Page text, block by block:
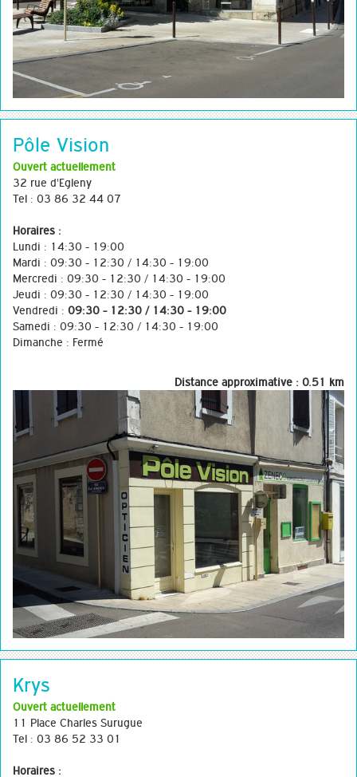
Pôle Vision
Ouvert actuellement
32 rue d'Egleny
Tel : 03 86 32 44 07
Horaires :
Lundi : 14:30 - 19:00
Mardi : 09:30 - 12:30 / 14:30 - 19:00
Mercredi : 09:30 - 12:30 / 14:30 - 19:00
Jeudi : 09:30 - 12:30 / 14:30 - 19:00
Vendredi : 09:30 - 12:30 / 14:30 - 19:00
Samedi : 09:30 - 12:30 / 14:30 - 19:00
Dimanche : Fermé
Distance approximative : 0.51 km
Krys
Ouvert actuellement
11 Place Charles Surugue
Tel : 03 86 52 33 01
Horaires :